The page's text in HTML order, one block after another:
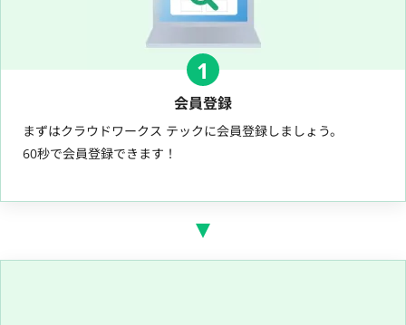
1
会員登録
まずはクラウドワークス テックに会員登録しましょう。
60秒で会員登録できます！